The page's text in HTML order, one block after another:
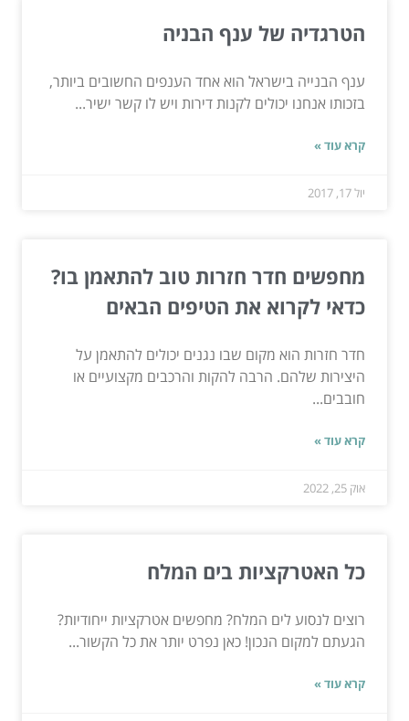
הטרגדיה של ענף הבניה
ענף הבנייה בישראל הוא אחד הענפים החשובים ביותר,
בזכותו אנחנו יכולים לקנות דירות ויש לו קשר ישיר...
קרא עוד »
יול 17, 2017
מחפשים חדר חזרות טוב להתאמן בו?
כדאי לקרוא את הטיפים הבאים
חדר חזרות הוא מקום שבו נגנים יכולים להתאמן על
היצירות שלהם. הרבה להקות והרכבים מקצועיים או
חובבים...
קרא עוד »
אוק 25, 2022
כל האטרקציות בים המלח
רוצים לנסוע לים המלח? מחפשים אטרקציות ייחודיות?
הגעתם למקום הנכון! כאן נפרט יותר את כל הקשור...
קרא עוד »